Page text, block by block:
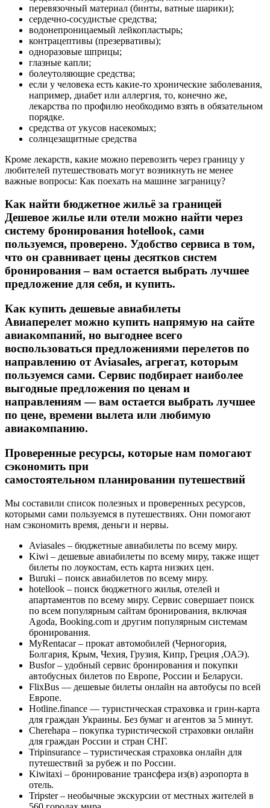
перевязочный материал (бинты, ватные шарики);
сердечно-сосудистые средства;
водонепроницаемый лейкопластырь;
контрацептивы (презервативы);
одноразовые шприцы;
глазные капли;
болеутоляющие средства;
если у человека есть какие-то хронические заболевания,
например, диабет или аллергия, то, конечно же,
лекарства по профилю необходимо взять в обязательном
порядке.
средства от укусов насекомых;
солнцезащитные средства
Кроме лекарств, какие можно перевозить через границу у
любителей путешествовать могут возникнуть не менее
важные вопросы: Как поехать на машине заграницу?
Как найти бюджетное жильё за границей
Дешевое жилье или отели можно найти через
систему бронирования hotellook, сами
пользуемся, проверено. Удобство сервиса в том,
что он сравнивает цены десятков систем
бронирования – вам остается выбрать лучшее
предложение для себя, и купить.
Как купить дешевые авиабилеты
Авиаперелет можно купить напрямую на сайте
авиакомпаний, но выгоднее всего
воспользоваться предложениями перелетов по
направлению от Aviasales, агрегат, которым
пользуемся сами. Сервис подбирает наиболее
выгодные предложения по ценам и
направлениям — вам остается выбрать лучшее
по цене, времени вылета или любимую
авиакомпанию.
Проверенные ресурсы, которые нам помогают
сэкономить при
самостоятельном планировании путешествий
Мы составили список полезных и проверенных ресурсов,
которыми сами пользуемся в путешествиях. Они помогают
нам сэкономить время, деньги и нервы.
Aviasales – бюджетные авиабилеты по всему миру.
Kiwi – дешевые авиабилеты по всему миру, также ищет
билеты по лоукостам, есть карта низких цен.
Buruki – поиск авиабилетов по всему миру.
hotellook – поиск бюджетного жилья, отелей и
апартаментов по всему миру. Сервис совершает поиск
по всем популярным сайтам бронирования, включая
Agoda, Booking.com и другим популярным системам
бронирования.
MyRentacar – прокат автомобилей (Черногория,
Болгария, Крым, Чехия, Грузия, Кипр, Греция ,ОАЭ).
Busfor – удобный сервис бронирования и покупки
автобусных билетов по Европе, России и Беларуси.
FlixBus — дешевые билеты онлайн на автобусы по всей
Европе.
Hotline.finance — туристическая страховка и грин-карта
для граждан Украины. Без бумаг и агентов за 5 минут.
Cherehapa – покупка туристической страховки онлайн
для граждан России и стран СНГ.
Tripinsurance – туристическая страховка онлайн для
путешествий за рубеж и по России.
Kiwitaxi – бронирование трансфера из(в) аэропорта в
отель.
Tripster – необычные экскурсии от местных жителей в